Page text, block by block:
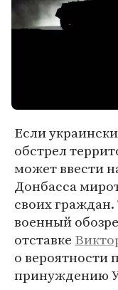
Если
обстрел
может ввести
Донбасса
своих граждан.
военный
отставке
о вероятности
принуждению